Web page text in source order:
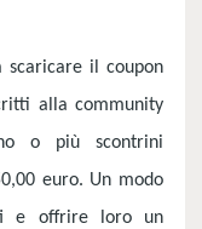
scaricare il coupon
alla community
o più scontrini
euro. Un modo
e offrire loro un